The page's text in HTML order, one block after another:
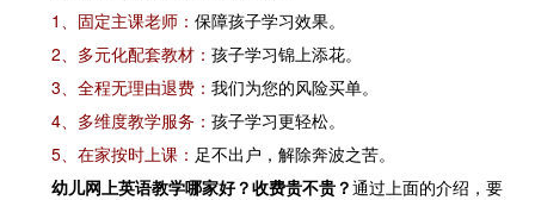
1、固定主课老师： 保障孩子学习效果。
2、多元化配套教材： 孩子学习锦上添花。
3、全程无理由退费： 我们为您的风险买单。
4、多维度教学服务： 孩子学习更轻松。
5、在家按时上课： 足不出户，解除奔波之苦。
幼儿网上英语教学哪家好？收费贵不贵？通过上面的介绍，要